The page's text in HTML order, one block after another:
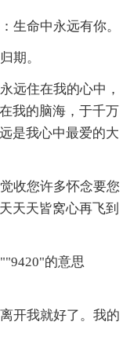
生命中永远有你。
期。
远住在我的心中，
我的脑海，于千万
是我心中最爱的大
收您许多怀念要您
天天皆窝心再飞到
的意思
开我就好了。我的